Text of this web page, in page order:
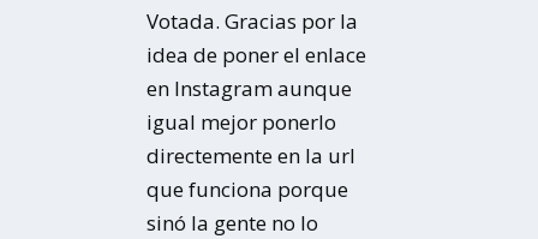
Votada. Gracias por la
idea de poner el enlace
en Instagram aunque
igual mejor ponerlo
directemente en la url
que funciona porque
sinó la gente no lo